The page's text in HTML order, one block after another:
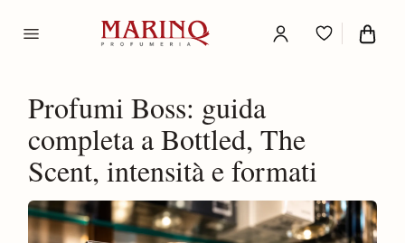
Profumi Boss: guida
completa a Bottled, The
Scent, intensità e formati